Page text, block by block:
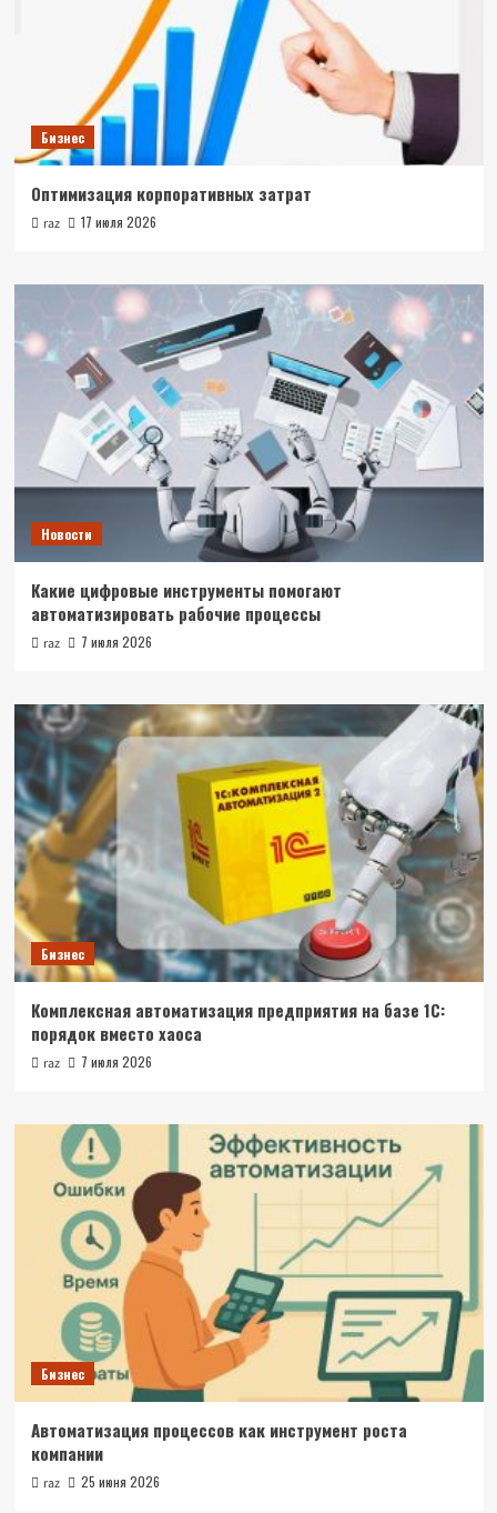
Бизнес
Оптимизация корпоративных затрат
raz 17 июля 2026
Новости
Какие цифровые инструменты помогают
автоматизировать рабочие процессы
raz 7 июля 2026
Бизнес
Комплексная автоматизация предприятия на базе 1С:
порядок вместо хаоса
raz 7 июля 2026
Бизнес
Автоматизация процессов как инструмент роста
компании
raz 25 июня 2026